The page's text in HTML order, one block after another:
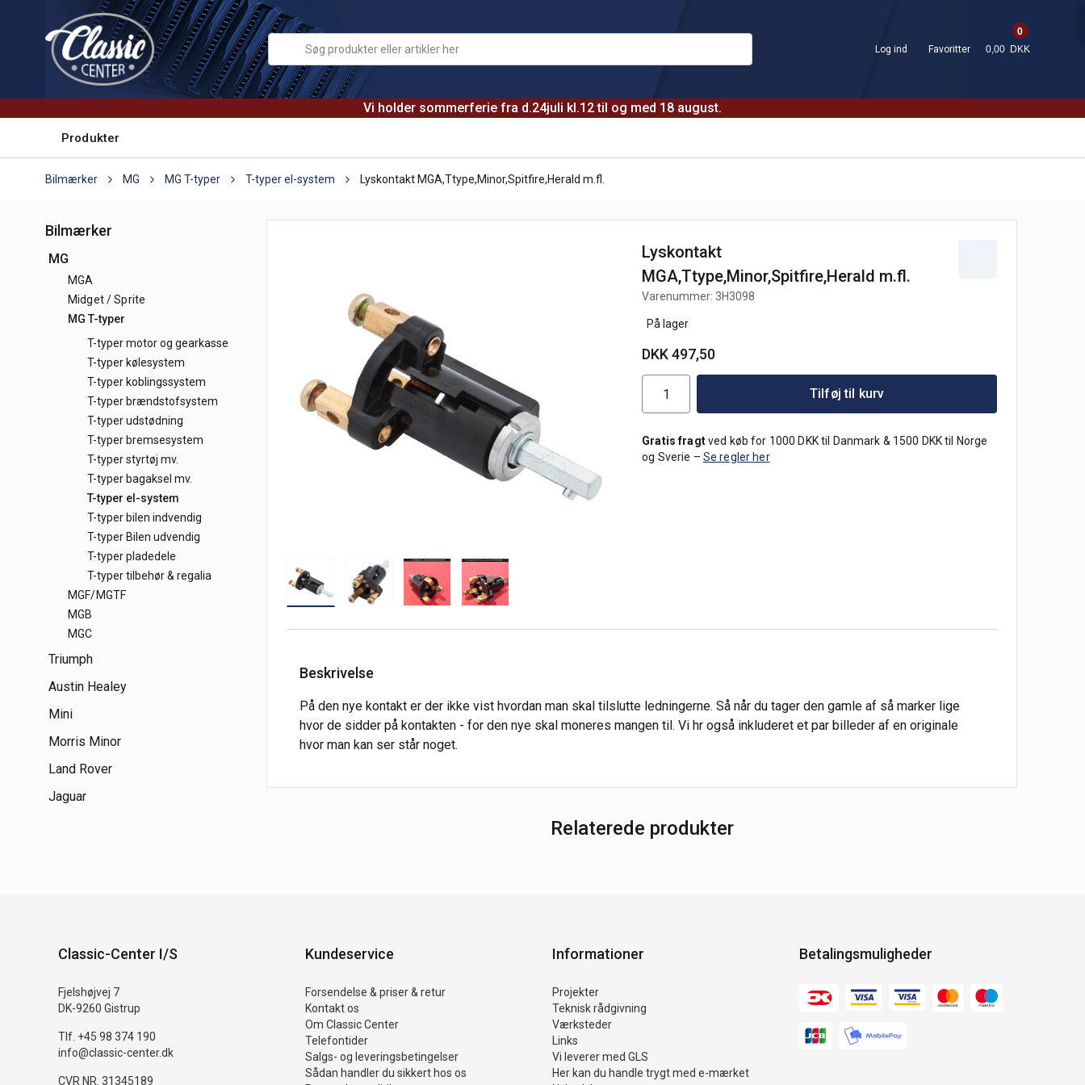
Vi holder sommerferie fra d.24juli kl.12 til og med 18 august.
Log ind Favoritter
0
0,00 DKK
Produkter
Bilmærker MG MG T-typer T-typer el-system Lyskontakt MGA,Ttype,Minor,Spitfire,Herald m.fl.
Bilmærker
MG
MGA
Midget / Sprite
MG T-typer
T-typer motor og gearkasse
T-typer kølesystem
T-typer koblingssystem
T-typer brændstofsystem
T-typer udstødning
T-typer bremsesystem
T-typer styrtøj mv.
T-typer bagaksel mv.
T-typer el-system
T-typer bilen indvendig
T-typer Bilen udvendig
T-typer pladedele
T-typer tilbehør & regalia
MGF/MGTF
MGB
MGC
Triumph
Austin Healey
Mini
Morris Minor
Land Rover
Jaguar
Lyskontakt
MGA,Ttype,Minor,Spitfire,Herald m.fl.
Varenummer:3H3098
På lager
DKK 497,50
Tilføj til kurv
Gratis fragtved køb for 1000 DKK til Danmark & 1500 DKK til Norge
og Sverie – Se regler her
Beskrivelse
På den nye kontakt er der ikke vist hvordan man skal tilslutte ledningerne. Så når du tager den gamle af så marker lige
hvor de sidder på kontakten - for den nye skal moneres mangen til. Vi hr også inkluderet et par billeder af en originale
hvor man kan ser står noget.
Relaterede produkter
Classic-Center I/S
Fjelshøjvej 7
DK-9260 Gistrup
Tlf. +45 98 374 190
info@classic-center.dk
CVR NR. 31345189
Kundeservice
Forsendelse & priser & retur
Kontakt os
Om Classic Center
Telefontider
Salgs- og leveringsbetingelser
Sådan handler du sikkert hos os
Informationer
Projekter
Teknisk rådgivning
Værksteder
Links
Vi leverer med GLS
Her kan du handle trygt med e-mærket
Betalingsmuligheder